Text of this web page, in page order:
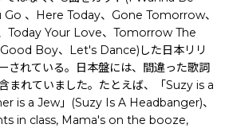
Go 、Here Today、Gone Tomorrow、
Today Your Love、Tomorrow The
Boy、Let's Dance)した日本リリ
されている。日本盤には、間違った歌詞
まれていました。たとえば、「Suzy is a
is a Jew」(Suzy Is A Headbanger)、
in class, Mama's on the booze,